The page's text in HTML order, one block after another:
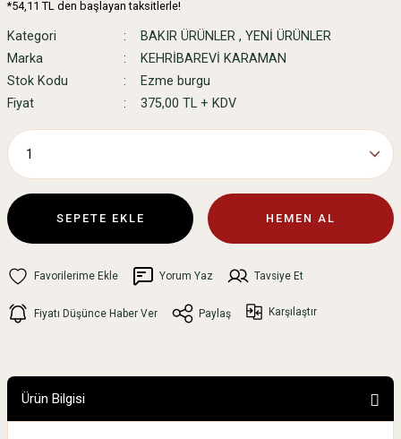
*54,11 TL den başlayan taksitlerle!
Kategori BAKIR ÜRÜNLER , YENİ ÜRÜNLER
Marka
KEHRİBAREVİ KARAMAN
Stok Kodu
Ezme burgu
Fiyat
375,00 TL + KDV
SEPETE EKLE HEMEN AL
Yorum Yaz Tavsiye Et
Fiyatı Düşünce Haber Ver Paylaş Karşılaştır
Ürün Bilgisi